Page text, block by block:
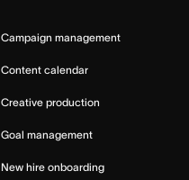
Campaign management
Content calendar
Creative production
Goal management
New hire onboarding